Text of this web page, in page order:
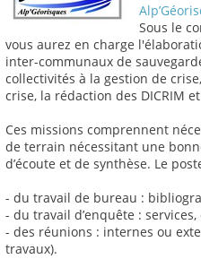
Sous le
vous aurez en charge
inter-communaux de
collectivités à la gestion de
crise, la rédaction des DICRIM
Ces missions comprennent
de terrain nécessitant une
d’écoute et de synthèse. Le
- du travail de bureau :
- du travail d’enquête :
- des réunions : internes ou
travaux).